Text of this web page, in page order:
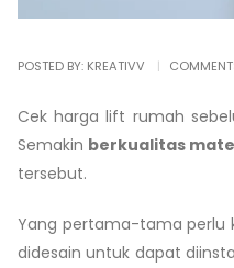
POSTED BY: KREATIVV
Cek harga lift rumah
Semakin berkualitas
tersebut.
Yang pertama-tama perlu
didesain untuk dapat